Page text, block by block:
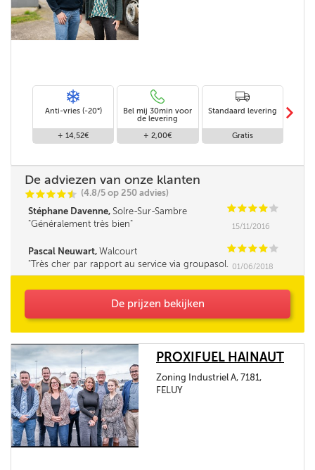
Anti-vries (-20°)
+ 14,52€
Bel mij 30min voor
de levering
+ 2,00€
Standaard levering
Gratis
m
De adviezen van onze klanten
CCCCi
@ (4.8/5 op 250 advies)
Stéphane Davenne, Solre-Sur-Sambre CCCC C
Généralement très bien
15/11/2016
Pascal Neuwart, Walcourt CCCC C
Très cher par rapport au service via groupasol.
Seul le délai m'a obligé à commander là. Je m'y
la qualité du service mais chacun agit de la
01/06/2018
De prijzen bekijken
PROXIFUEL HAINAUT
Zoning Industriel A, 7181,
FELUY